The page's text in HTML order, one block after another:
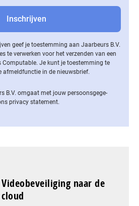
geef je toestemming aan Jaarbeurs B.V.
te verwerken voor het verzenden van een
Je kunt je toestemming te
af­meld­func­tie in de nieuwsbrief.
B.V. omgaat met jouw per­soons­ge­ge­
privacy statement.
Videobeveiliging naar de
cloud